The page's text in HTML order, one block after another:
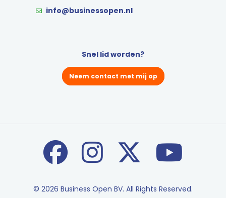
info@businessopen.nl
Snel lid worden?
Neem contact met mij op
© 2026 Business Open BV. All Rights Reserved.